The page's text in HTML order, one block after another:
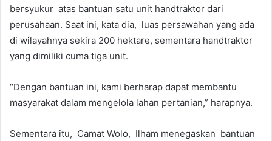
bersyukur atas bantuan satu unit handtraktor dari
perusahaan. Saat ini, kata dia, luas persawahan yang ada
di wilayahnya sekira 200 hektare, sementara handtraktor
yang dimiliki cuma tiga unit.
“Dengan bantuan ini, kami berharap dapat membantu
masyarakat dalam mengelola lahan pertanian,” harapnya.
Sementara itu, Camat Wolo, Ilham menegaskan bantuan